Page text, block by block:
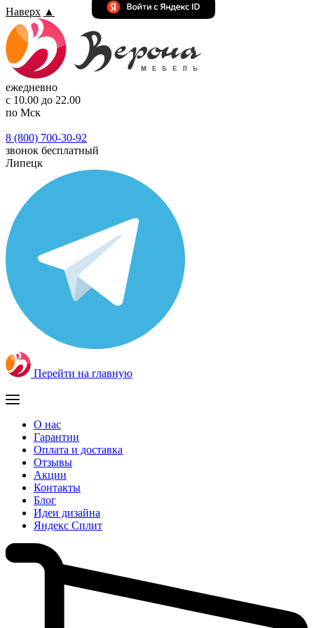
Наверх ▲
ежедневно
с 10.00 до 22.00
по Мск
8 (800) 700-30-92
звонок бесплатный
Липецк
Перейти на главную
О нас
Гарантии
Оплата и доставка
Отзывы
Акции
Контакты
Блог
Идеи дизайна
Яндекс Сплит